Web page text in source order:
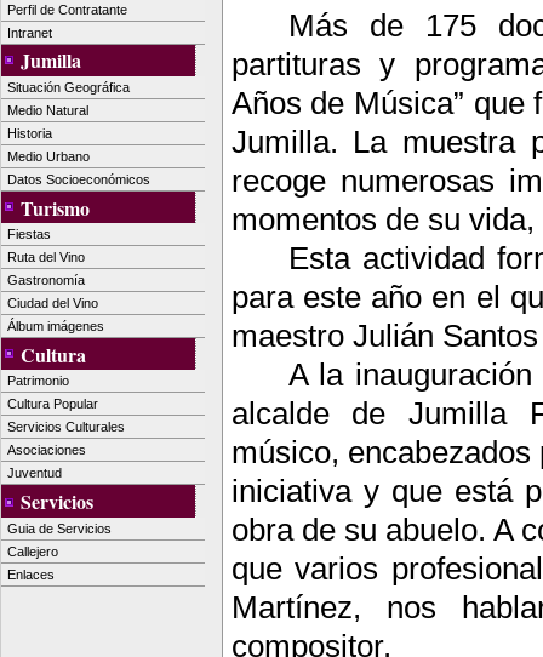
Perfil de Contratante
Intranet
Jumilla
Situación Geográfica
Medio Natural
Historia
Medio Urbano
Datos Socioeconómicos
Turismo
Fiestas
Ruta del Vino
Gastronomía
Ciudad del Vino
Álbum imágenes
Cultura
Patrimonio
Cultura Popular
Servicios Culturales
Asociaciones
Juventud
Servicios
Guia de Servicios
Callejero
Enlaces
Más de 175
partituras y
Años de Música”
Jumilla. La muestra
recoge numerosas
momentos de su
Esta actividad
para este año en el
maestro Julián
A la
alcalde de Jumilla
músico,
iniciativa y que está
obra de su abuelo. A
que varios
Martínez, nos
compositor.